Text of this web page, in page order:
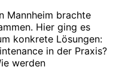
Mannheim brachte
Hier ging es
konkrete Lösungen:
in der Praxis?
werden